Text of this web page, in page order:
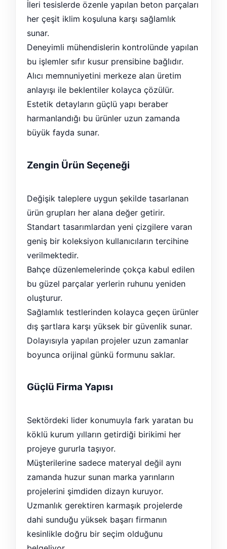
İleri tesislerde özenle yapılan beton parçaları
her çeşit iklim koşuluna karşı sağlamlık
sunar.
Deneyimli mühendislerin kontrolünde yapılan
bu işlemler sıfır kusur prensibine bağlıdır.
Alıcı memnuniyetini merkeze alan üretim
anlayışı ile beklentiler kolayca çözülür.
Estetik detayların güçlü yapı beraber
harmanlandığı bu ürünler uzun zamanda
büyük fayda sunar.
Zengin Ürün Seçeneği
Değişik taleplere uygun şekilde tasarlanan
ürün grupları her alana değer getirir.
Standart tasarımlardan yeni çizgilere varan
geniş bir koleksiyon kullanıcıların tercihine
verilmektedir.
Bahçe düzenlemelerinde çokça kabul edilen
bu güzel parçalar yerlerin ruhunu yeniden
oluşturur.
Sağlamlık testlerinden kolayca geçen ürünler
dış şartlara karşı yüksek bir güvenlik sunar.
Dolayısıyla yapılan projeler uzun zamanlar
boyunca orijinal günkü formunu saklar.
Güçlü Firma Yapısı
Sektördeki lider konumuyla fark yaratan bu
köklü kurum yılların getirdiği birikimi her
projeye gururla taşıyor.
Müşterilerine sadece materyal değil aynı
zamanda huzur sunan marka yarınların
projelerini şimdiden dizayn kuruyor.
Uzmanlık gerektiren karmaşık projelerde
dahi sunduğu yüksek başarı firmanın
kesinlikle doğru bir seçim olduğunu